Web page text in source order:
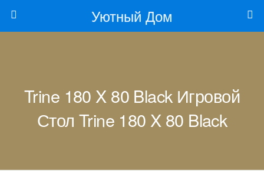
Уютный Дом
Trine 180 X 80 Black Игровой
Стол Trine 180 X 80 Black